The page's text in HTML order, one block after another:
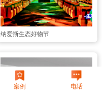
纳爱斯生态好物节
案例 电话